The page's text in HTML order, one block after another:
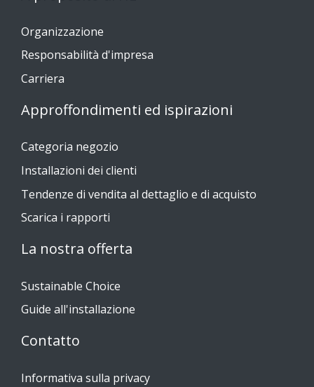
Organizzazione
Responsabilità d'impresa
Carriera
Approffondimenti ed ispirazioni
Categoria negozio
Installazioni dei clienti
Tendenze di vendita al dettaglio e di acquisto
Scarica i rapporti
La nostra offerta
Sustainable Choice
Guide all'installazione
Contatto
Informativa sulla privacy